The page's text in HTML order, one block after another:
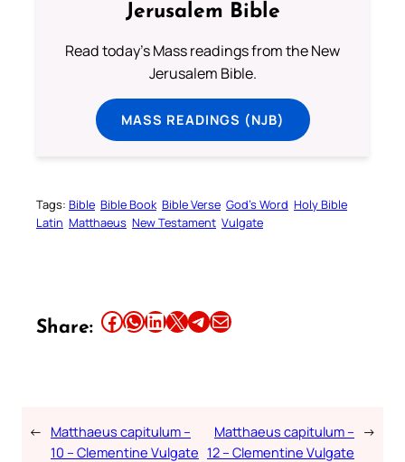
Jerusalem Bible
Read today's Mass readings from the New
Jerusalem Bible.
MASS READINGS (NJB)
Tags: Bible Bible Book Bible Verse God’s Word Holy Bible
Latin Matthaeus New Testament Vulgate
Share: Share this article on Facebook Share this article on WhatsApp Share this article on LinkedIn Share this article on X Share this article on TelegramEmail this Article
← Matthaeus capitulum –
10 – Clementine Vulgate
Matthaeus capitulum –
12 – Clementine Vulgate
→